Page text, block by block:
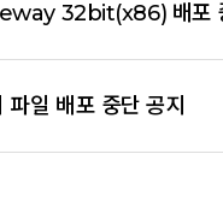
32bit(x86) 배포
일 배포 중단 공지